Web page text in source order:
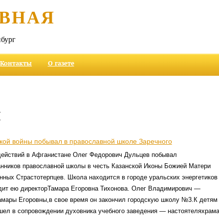
Контакты О газете
войны побывал в православной школе Заречного
в Афганистане Олег Федорович Дульцев побывал
православной школы в честь Казанской Иконы Божией Матери
Страстотерпцев. Школа находится в городе уральских энергетиков
ею директорТамара Егоровна Тихонова. Олег Владимирович —
Егоровны,в свое время он закончил городскую школу №3.К детям
в сопровождении духовника учебного заведения — настоятеляхрама